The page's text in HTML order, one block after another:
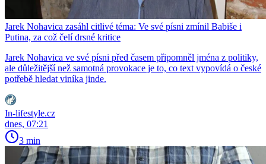
Jarek Nohavica zasáhl citlivé téma: Ve své písni zmínil Babiše i
Putina, za což čelí drsné kritice
Jarek Nohavica ve své písni před časem připomněl jména z politiky,
ale důležitější než samotná provokace je to, co text vypovídá o české
potřebě hledat viníka jinde.
In-lifestyle.cz
dnes, 07:21
3 min